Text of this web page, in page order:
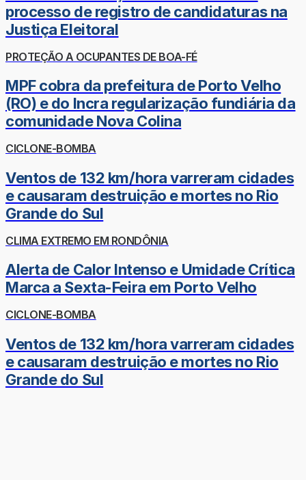
processo de registro de candidaturas na
Justiça Eleitoral
PROTEÇÃO A OCUPANTES DE BOA-FÉ
MPF cobra da prefeitura de Porto Velho
(RO) e do Incra regularização fundiária da
comunidade Nova Colina
CICLONE-BOMBA
Ventos de 132 km/hora varreram cidades
e causaram destruição e mortes no Rio
Grande do Sul
CLIMA EXTREMO EM RONDÔNIA
Alerta de Calor Intenso e Umidade Crítica
Marca a Sexta-Feira em Porto Velho
CICLONE-BOMBA
Ventos de 132 km/hora varreram cidades
e causaram destruição e mortes no Rio
Grande do Sul